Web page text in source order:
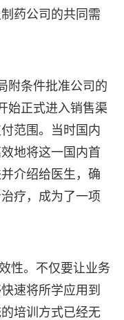
药公司的共同需
附条件批准公司的
始正式进入销售渠
范围。当时国内
地将这一国内首
介绍给医生，确
疗，成为了一项
性。不仅要让业务
速将所学应用到
培训方式已经无